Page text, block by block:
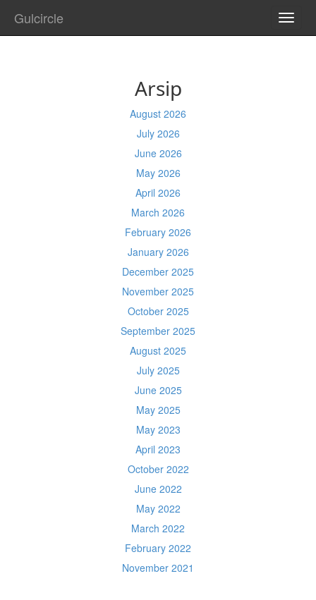
Gulcircle
Arsip
August 2026
July 2026
June 2026
May 2026
April 2026
March 2026
February 2026
January 2026
December 2025
November 2025
October 2025
September 2025
August 2025
July 2025
June 2025
May 2025
May 2023
April 2023
October 2022
June 2022
May 2022
March 2022
February 2022
November 2021